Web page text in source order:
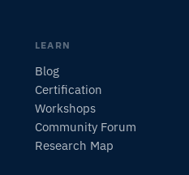
LEARN
Blog
Certification
Workshops
Community Forum
Research Map